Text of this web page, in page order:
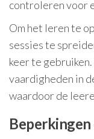
controleren voor
Om het leren te
sessies te
keer te
vaardigheden in
waardoor de
Beperkingen